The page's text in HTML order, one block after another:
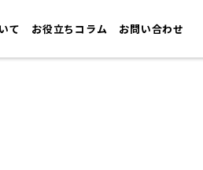
て お役立ちコラム お問い合わせ